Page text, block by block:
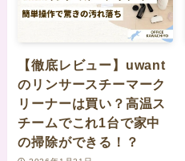
【徹底レビュー】uwant
のリンサースチーマーク
リーナーは買い？高温ス
チームでこれ1台で家中
の掃除ができる！？